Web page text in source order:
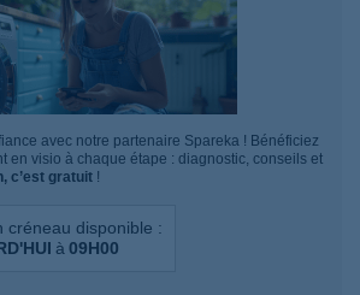
avec notre partenaire Spareka ! Bénéficiez
en visio à chaque étape : diagnostic, conseils et
c’est gratuit !
créneau disponible :
à 09H00